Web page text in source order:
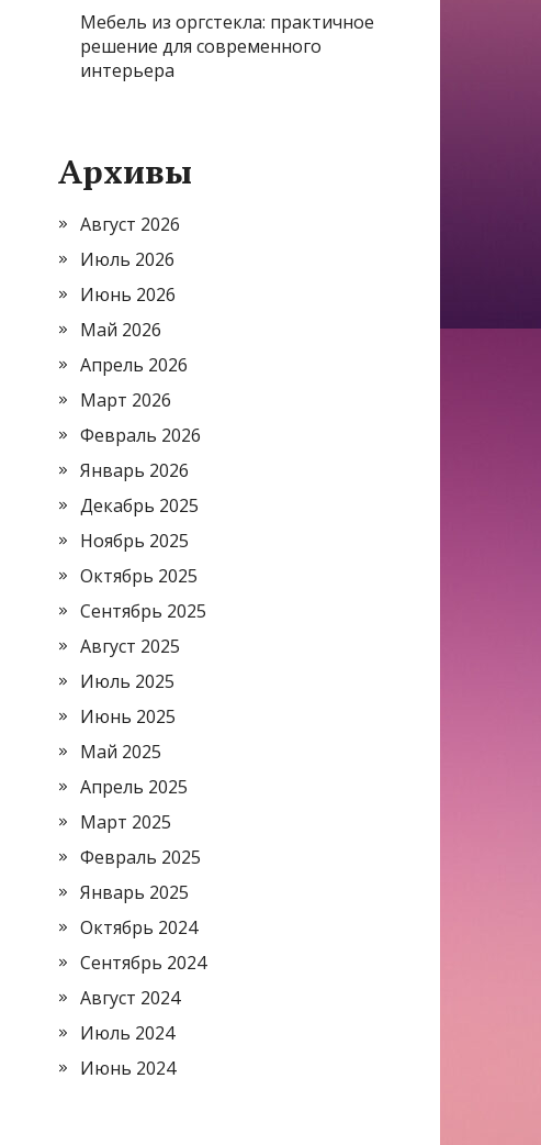
Мебель из оргстекла: практичное
решение для современного
интерьера
Архивы
Август 2026
Июль 2026
Июнь 2026
Май 2026
Апрель 2026
Март 2026
Февраль 2026
Январь 2026
Декабрь 2025
Ноябрь 2025
Октябрь 2025
Сентябрь 2025
Август 2025
Июль 2025
Июнь 2025
Май 2025
Апрель 2025
Март 2025
Февраль 2025
Январь 2025
Октябрь 2024
Сентябрь 2024
Август 2024
Июль 2024
Июнь 2024